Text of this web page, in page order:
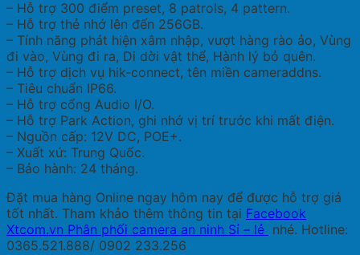
– Hỗ trợ 300 điểm preset, 8 patrols, 4 pattern.
– Hỗ trợ thẻ nhớ lên đến 256GB.
– Tính năng phát hiện xâm nhập, vượt hàng rào ảo, Vùng
đi vào, Vùng đi ra, Di dời vật thể, Hành lý bỏ quên.
– Hỗ trợ dịch vụ hik-connect, tên miền cameraddns.
– Tiêu chuẩn IP66.
– Hỗ trợ cổng Audio I/O.
– Hỗ trợ Park Action, ghi nhớ vị trí trước khi mất điện.
– Nguồn cấp: 12V DC, POE+.
– Xuất xứ: Trung Quốc.
– Bảo hành: 24 tháng.
Đặt mua hàng Online ngay hôm nay để được hỗ trợ giá
tốt nhất. Tham khảo thêm thông tin tại Facebook
Xtcom.vn Phân phối camera an ninh Sỉ – lẻ nhé. Hotline:
0365.521.888/ 0902 233.256